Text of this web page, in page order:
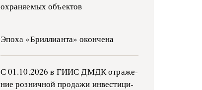
охраняемых объектов
Эпоха «Бриллианта» окончена
С 01.10.2026 в ГИИС ДМДК от­ра­же­
ние роз­ни­ч­ной про­да­жи ин­ве­сти­ци­